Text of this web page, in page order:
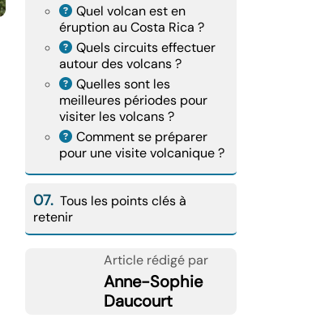
Quel volcan est en
éruption au Costa Rica ?
Quels circuits effectuer
autour des volcans ?
Quelles sont les
meilleures périodes pour
visiter les volcans ?
Comment se préparer
pour une visite volcanique ?
07. Tous les points clés à
retenir
Article rédigé par
Anne-Sophie
Daucourt